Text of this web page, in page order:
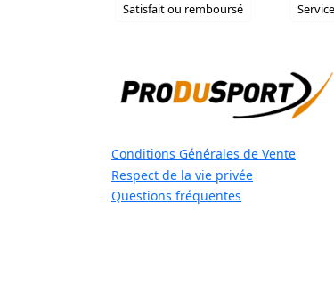
Satisfait ou remboursé
Conditions Générales de Vente
Respect de la vie privée
Questions fréquentes